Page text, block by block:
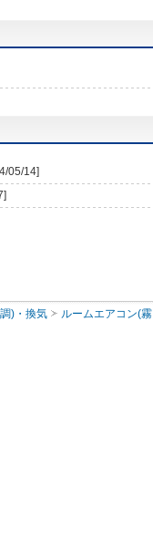
05/14]
)・換気 ルームエアコン(